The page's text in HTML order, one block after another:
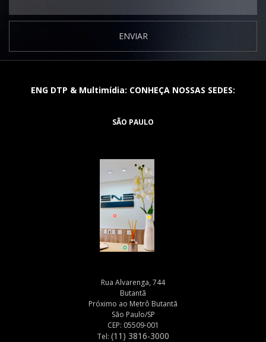
ENVIAR
ENG DTP & Multimídia: CONHEÇA NOSSAS SEDES:
SÃO PAULO
Rua Alvarenga, 744
Butantã
Próximo ao Metrô Butantã
São Paulo/SP
CEP: 05509-001
Tel: (11) 3816-3000